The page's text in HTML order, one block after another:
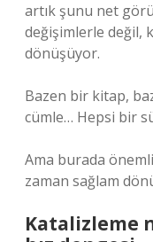
artık şunu net
değişimlerle değil,
dönüşüyor.
Bazen bir kitap,
cümle… Hepsi bir
Ama burada
zaman sağlam
Katalizleme